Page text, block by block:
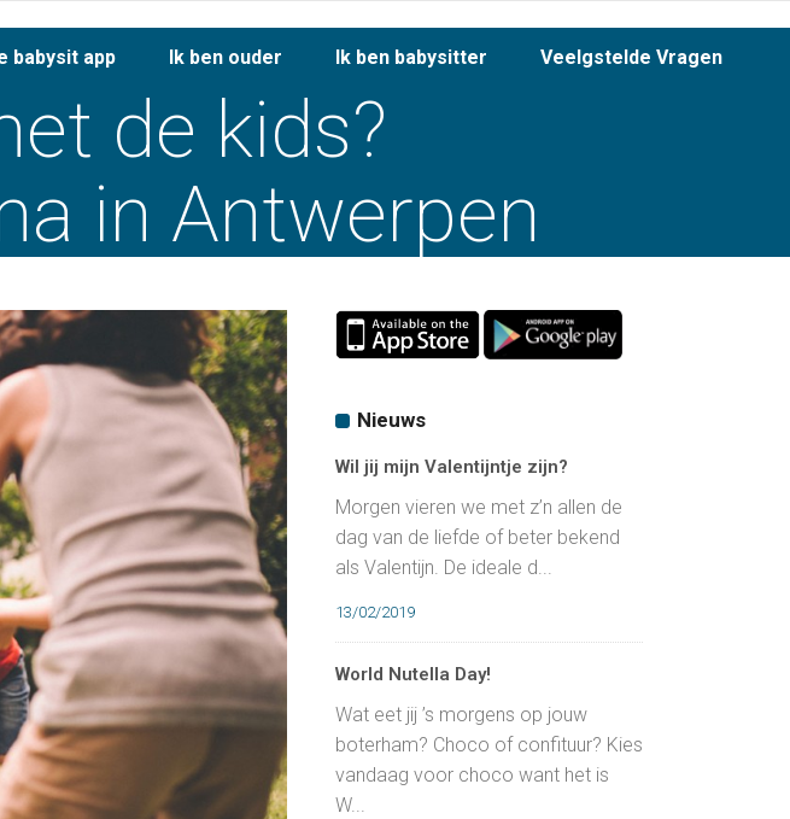
babysit app Ik ben ouder Ik ben babysitter Veelgstelde Vragen
de kids?
in Antwerpen
Nieuws
Wil jij mijn Valentijntje zijn?
Morgen vieren we met z’n allen de
dag van de liefde of beter bekend
als Valentijn. De ideale d...
13/02/2019
World Nutella Day!
Wat eet jij ’s morgens op jouw
boterham? Choco of confituur? Kies
vandaag voor choco want het is
W...